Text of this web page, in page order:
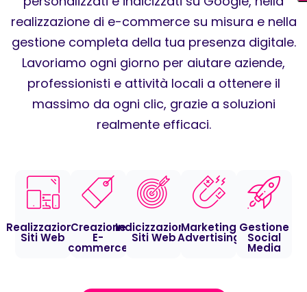
realizzazione di e-commerce su misura e nella
gestione completa della tua presenza digitale.
Lavoriamo ogni giorno per aiutare aziende,
professionisti e attività locali a ottenere il
massimo da ogni clic, grazie a soluzioni
realmente efficaci.
Realizzazione
Siti Web
Creazione
E-
commerce
Indicizzazione
Siti Web
Marketing
Advertising
Gestione
Social
Media